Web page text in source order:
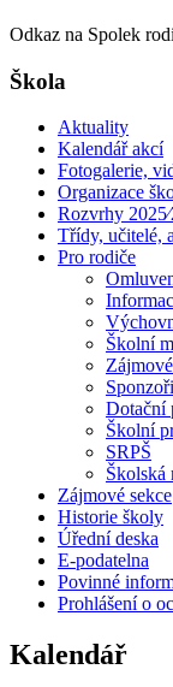
Odkaz na Spolek
Škola
Aktuality
Kalendář akcí
Fotogalerie,
Organizace
Rozvrhy
Třídy, učitelé,
Pro rodiče
Školní
Dotační
Školní
SRPŠ
Školská
Zájmové sekce
Historie školy
Úřední deska
E-podatelna
Povinné
Prohlášení o
Kalendář